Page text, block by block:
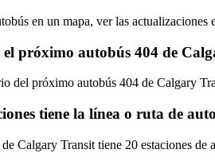
en un mapa, ver las
el próximo autobús 404 de
del próximo autobús 404 de Calgary
tiene la línea o ruta de
Calgary Transit tiene 20 estaciones de